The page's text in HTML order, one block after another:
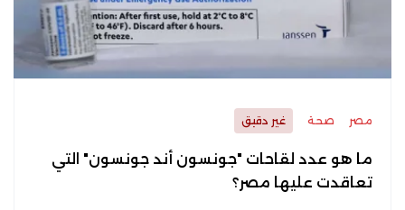
مصر صحة غير دقيق
ما هو عدد لقاحات "جونسون أند جونسون" التي
تعاقدت عليها مصر؟